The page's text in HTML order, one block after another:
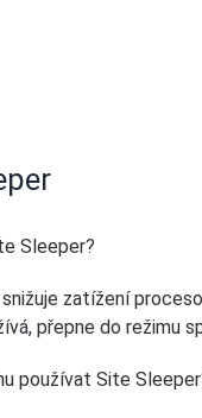
Sleeper?
zatížení
přepne do režimu
používat Site